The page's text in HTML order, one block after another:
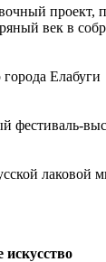
проект,
век в
Елабуги
фестиваль-
лаковой
искусство